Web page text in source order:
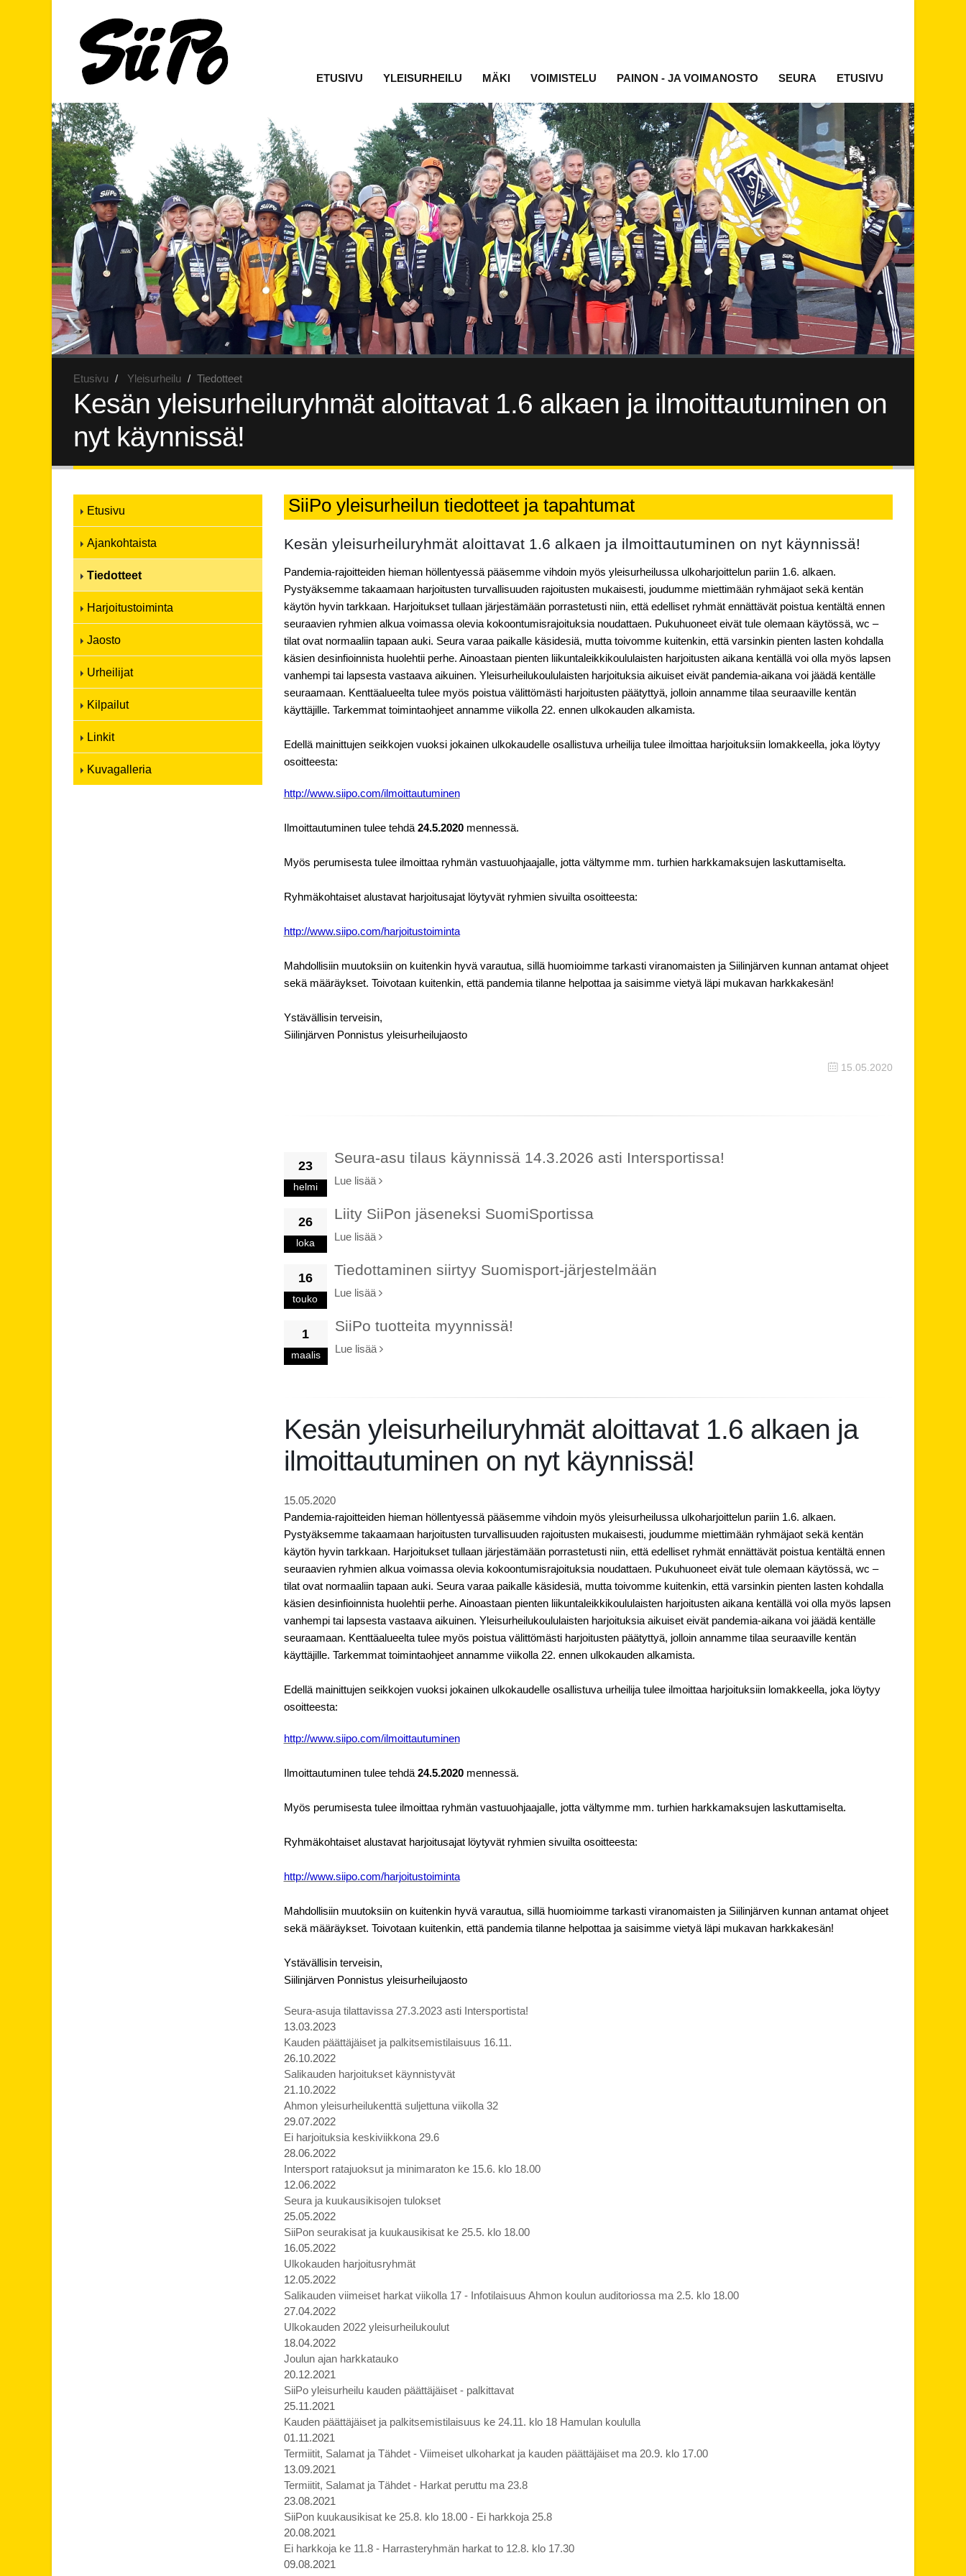
ETUSIVU YLEISURHEILU MÄKI VOIMISTELU PAINON - JA VOIMANOSTO SEURA ETUSIVU
Etusivu Yleisurheilu Tiedotteet
Kesän yleisurheiluryhmät aloittavat 1.6 alkaen ja ilmoittautuminen on
nyt käynnissä!
Etusivu
Ajankohtaista
Tiedotteet
Harjoitustoiminta
Jaosto
Urheilijat
Kilpailut
Linkit
Kuvagalleria
SiiPo yleisurheilun tiedotteet ja tapahtumat
Kesän yleisurheiluryhmät aloittavat 1.6 alkaen ja ilmoittautuminen on nyt käynnissä!
Pandemia-rajoitteiden hieman höllentyessä pääsemme vihdoin myös yleisurheilussa ulkoharjoittelun pariin 1.6. alkaen.
Pystyäksemme takaamaan harjoitusten turvallisuuden rajoitusten mukaisesti, joudumme miettimään ryhmäjaot sekä kentän
käytön hyvin tarkkaan. Harjoitukset tullaan järjestämään porrastetusti niin, että edelliset ryhmät ennättävät poistua kentältä ennen
seuraavien ryhmien alkua voimassa olevia kokoontumisrajoituksia noudattaen. Pukuhuoneet eivät tule olemaan käytössä, wc –
tilat ovat normaaliin tapaan auki. Seura varaa paikalle käsidesiä, mutta toivomme kuitenkin, että varsinkin pienten lasten kohdalla
käsien desinfioinnista huolehtii perhe. Ainoastaan pienten liikuntaleikkikoululaisten harjoitusten aikana kentällä voi olla myös lapsen
vanhempi tai lapsesta vastaava aikuinen. Yleisurheilukoululaisten harjoituksia aikuiset eivät pandemia-aikana voi jäädä kentälle
seuraamaan. Kenttäalueelta tulee myös poistua välittömästi harjoitusten päätyttyä, jolloin annamme tilaa seuraaville kentän
käyttäjille. Tarkemmat toimintaohjeet annamme viikolla 22. ennen ulkokauden alkamista.
Edellä mainittujen seikkojen vuoksi jokainen ulkokaudelle osallistuva urheilija tulee ilmoittaa harjoituksiin lomakkeella, joka löytyy
osoitteesta:
http://www.siipo.com/ilmoittautuminen
Ilmoittautuminen tulee tehdä 24.5.2020mennessä.
Myös perumisesta tulee ilmoittaa ryhmän vastuuohjaajalle, jotta vältymme mm. turhien harkkamaksujen laskuttamiselta.
Ryhmäkohtaiset alustavat harjoitusajat löytyvät ryhmien sivuilta osoitteesta:
http://www.siipo.com/harjoitustoiminta
Mahdollisiin muutoksiin on kuitenkin hyvä varautua, sillä huomioimme tarkasti viranomaisten ja Siilinjärven kunnan antamat ohjeet
sekä määräykset. Toivotaan kuitenkin, että pandemia tilanne helpottaa ja saisimme vietyä läpi mukavan harkkakesän!
Ystävällisin terveisin,
Siilinjärven Ponnistus yleisurheilujaosto
15.05.2020
23
helmi
Seura-asu tilaus käynnissä 14.3.2026 asti Intersportissa!
Lue lisää
26
loka
Liity SiiPon jäseneksi SuomiSportissa
Lue lisää
16
touko
Tiedottaminen siirtyy Suomisport-järjestelmään
Lue lisää
1
maalis
SiiPo tuotteita myynnissä!
Lue lisää
Kesän yleisurheiluryhmät aloittavat 1.6 alkaen ja
ilmoittautuminen on nyt käynnissä!
15.05.2020
Pandemia-rajoitteiden hieman höllentyessä pääsemme vihdoin myös yleisurheilussa ulkoharjoittelun pariin 1.6. alkaen.
Pystyäksemme takaamaan harjoitusten turvallisuuden rajoitusten mukaisesti, joudumme miettimään ryhmäjaot sekä kentän
käytön hyvin tarkkaan. Harjoitukset tullaan järjestämään porrastetusti niin, että edelliset ryhmät ennättävät poistua kentältä ennen
seuraavien ryhmien alkua voimassa olevia kokoontumisrajoituksia noudattaen. Pukuhuoneet eivät tule olemaan käytössä, wc –
tilat ovat normaaliin tapaan auki. Seura varaa paikalle käsidesiä, mutta toivomme kuitenkin, että varsinkin pienten lasten kohdalla
käsien desinfioinnista huolehtii perhe. Ainoastaan pienten liikuntaleikkikoululaisten harjoitusten aikana kentällä voi olla myös lapsen
vanhempi tai lapsesta vastaava aikuinen. Yleisurheilukoululaisten harjoituksia aikuiset eivät pandemia-aikana voi jäädä kentälle
seuraamaan. Kenttäalueelta tulee myös poistua välittömästi harjoitusten päätyttyä, jolloin annamme tilaa seuraaville kentän
käyttäjille. Tarkemmat toimintaohjeet annamme viikolla 22. ennen ulkokauden alkamista.
Edellä mainittujen seikkojen vuoksi jokainen ulkokaudelle osallistuva urheilija tulee ilmoittaa harjoituksiin lomakkeella, joka löytyy
osoitteesta:
http://www.siipo.com/ilmoittautuminen
Ilmoittautuminen tulee tehdä 24.5.2020mennessä.
Myös perumisesta tulee ilmoittaa ryhmän vastuuohjaajalle, jotta vältymme mm. turhien harkkamaksujen laskuttamiselta.
Ryhmäkohtaiset alustavat harjoitusajat löytyvät ryhmien sivuilta osoitteesta:
http://www.siipo.com/harjoitustoiminta
Mahdollisiin muutoksiin on kuitenkin hyvä varautua, sillä huomioimme tarkasti viranomaisten ja Siilinjärven kunnan antamat ohjeet
sekä määräykset. Toivotaan kuitenkin, että pandemia tilanne helpottaa ja saisimme vietyä läpi mukavan harkkakesän!
Ystävällisin terveisin,
Siilinjärven Ponnistus yleisurheilujaosto
Seura-asuja tilattavissa 27.3.2023 asti Intersportista!
13.03.2023
Kauden päättäjäiset ja palkitsemistilaisuus 16.11.
26.10.2022
Salikauden harjoitukset käynnistyvät
21.10.2022
Ahmon yleisurheilukenttä suljettuna viikolla 32
29.07.2022
Ei harjoituksia keskiviikkona 29.6
28.06.2022
Intersport ratajuoksut ja minimaraton ke 15.6. klo 18.00
12.06.2022
Seura ja kuukausikisojen tulokset
25.05.2022
SiiPon seurakisat ja kuukausikisat ke 25.5. klo 18.00
16.05.2022
Ulkokauden harjoitusryhmät
12.05.2022
Salikauden viimeiset harkat viikolla 17 - Infotilaisuus Ahmon koulun auditoriossa ma 2.5. klo 18.00
27.04.2022
Ulkokauden 2022 yleisurheilukoulut
18.04.2022
Joulun ajan harkkatauko
20.12.2021
SiiPo yleisurheilu kauden päättäjäiset - palkittavat
25.11.2021
Kauden päättäjäiset ja palkitsemistilaisuus ke 24.11. klo 18 Hamulan koululla
01.11.2021
Termiitit, Salamat ja Tähdet - Viimeiset ulkoharkat ja kauden päättäjäiset ma 20.9. klo 17.00
13.09.2021
Termiitit, Salamat ja Tähdet - Harkat peruttu ma 23.8
23.08.2021
SiiPon kuukausikisat ke 25.8. klo 18.00 - Ei harkkoja 25.8
20.08.2021
Ei harkkoja ke 11.8 - Harrasteryhmän harkat to 12.8. klo 17.30
09.08.2021